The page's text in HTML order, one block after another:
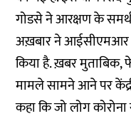
गोडसे ने आरक्षण के
अख़बार ने आईसीएमआर
किया है. ख़बर मुताबिक,
मामले सामने आने पर
कहा कि जो लोग